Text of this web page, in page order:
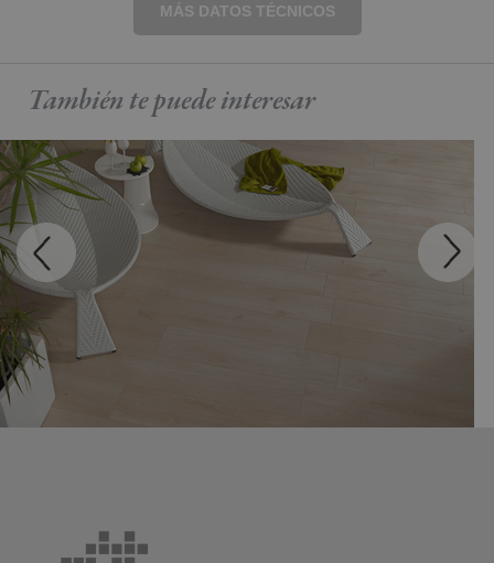
MÁS DATOS TÉCNICOS
También te puedeinteresar